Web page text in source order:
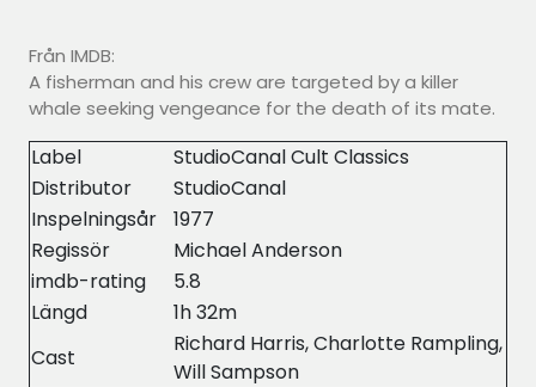
Från IMDB:
A fisherman and his crew are targeted by a killer
whale seeking vengeance for the death of its mate.
Label
StudioCanal Cult Classics
Distributor
StudioCanal
Inspelningsår
1977
Regissör
Michael Anderson
imdb-rating
5.8
Längd
1h 32m
Cast
Richard Harris, Charlotte Rampling,
Will Sampson